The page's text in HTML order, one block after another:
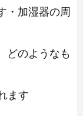
・加湿器の周
どのようなも
ます